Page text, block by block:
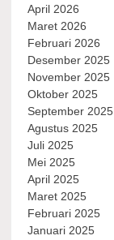
April 2026
Maret 2026
Februari 2026
Desember 2025
November 2025
Oktober 2025
September 2025
Agustus 2025
Juli 2025
Mei 2025
April 2025
Maret 2025
Februari 2025
Januari 2025